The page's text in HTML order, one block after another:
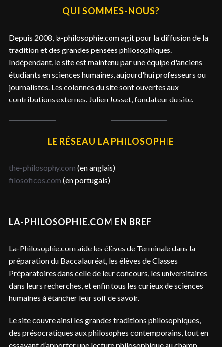
c
h
e
r
QUI SOMMES-NOUS?
Depuis 2008, la-philosophie.com agit pour la diffusion de la
tradition et des grandes pensées philosophiques.
Indépendant, le site est maintenu par une équipe d'anciens
étudiants en sciences humaines, aujourd'hui professeurs ou
journalistes. Les colonnes du site sont ouvertes aux
contributions externes. Julien Josset, fondateur du site.
LE RÉSEAU LA PHILOSOPHIE
the-philosophy.com (en anglais)
filosoficos.com (en portugais)
LA-PHILOSOPHIE.COM EN BREF
La-Philosophie.com aide les élèves de Terminale dans la
préparation du Baccalauréat, les élèves de Classes
Préparatoires dans celle de leur concours, les universitaires
dans leurs recherches, et enfin tous les curieux de sciences
humaines à étancher leur soif de savoir.
Le site couvre ainsi les grandes traditions philosophiques,
des présocratiques aux philosophes contemporains, tout en
essayant d’apporter une lecture philosophique au champ